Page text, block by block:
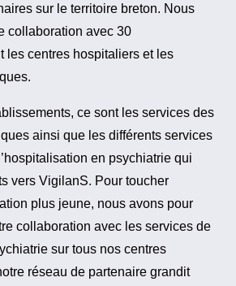
sur le territoire breton. Nous
collaboration avec 30
les centres hospitaliers et les
ce sont les services des
ainsi que les différents services
en psychiatrie qui
vers VigilanS. Pour toucher
plus jeune, nous avons pour
collaboration avec les services de
sur tous nos centres
réseau de partenaire grandit